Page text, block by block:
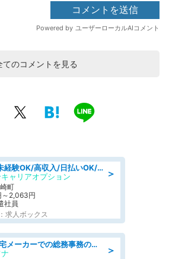
てのコメントを見る
＞
検品・検査/未経験OK/高収入/日払いOK/交替制/20・30・40代活躍中
ャリアオプション
町
～2,063円
社員
求人ボックス
＞
09月開始/住宅メーカーでの総務事務のお仕事/駅近/車通勤可/一般事務/人事労務